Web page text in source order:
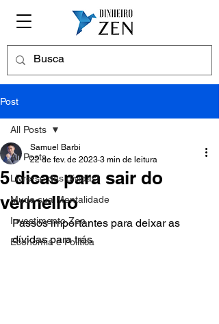
Post
All Posts
Livre-se das dívidas!
Mude sua Mentalidade
Investimento Zen
Economia e Política
All Posts
5 dicas para sair do
vermelho
Samuel Barbi
22 de fev. de 2023 3 min de leitura
Passos importantes para deixar as
dívidas para trás